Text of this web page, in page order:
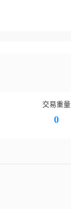
交易重量
0